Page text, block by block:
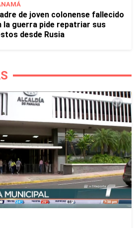
de joven colonense fallecido
la guerra pide repatriar sus
desde Rusia